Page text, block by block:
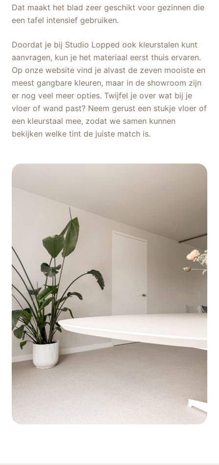
Dat maakt het blad zeer geschikt voor gezinnen die
een tafel intensief gebruiken.
Doordat je bij Studio Lopped ook kleurstalen kunt
aanvragen, kun je het materiaal eerst thuis ervaren.
Op onze website vind je alvast de zeven mooiste en
meest gangbare kleuren, maar in de showroom zijn
er nog veel meer opties. Twijfel je over wat bij je
vloer of wand past? Neem gerust een stukje vloer of
een kleurstaal mee, zodat we samen kunnen
bekijken welke tint de juiste match is.